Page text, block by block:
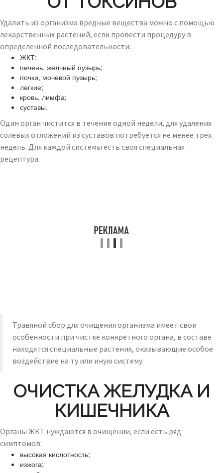
Удалить из организма вредные вещества можно с помощью
лекарственных растений, если провести процедуру в
определенной последовательности:
ЖКТ;
печень, желчный пузырь;
почки, мочевой пузырь;
легкие;
кровь, лимфа;
суставы.
Один орган чистится в течение одной недели, для удаления
солевых отложений из суставов потребуется не менее трех
недель. Для каждой системы есть своя специальная
рецептура.
Травяной сбор для очищения организма имеет свои
особенности при чистке конкретного органа, в составе
находятся специальные растения, оказывающие особое
воздействие на ту или иную систему.
ОЧИСТКА ЖЕЛУДКА И
КИШЕЧНИКА
Органы ЖКТ нуждаются в очищении, если есть ряд
симптомов:
высокая кислотность;
изжога;